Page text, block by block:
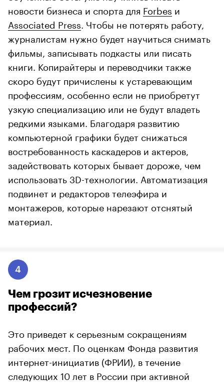
новости бизнеса и спорта для Forbes и
Associated Press . Чтобы не потерять работу,
журналистам нужно будет научиться снимать
фильмы, записывать подкасты или писать
книги. Копирайтеры и переводчики также
скоро будут причислены к устаревающим
профессиям, особенно если не приобретут
узкую специализацию или не будут владеть
редкими языками. Благодаря развитию
компьютерной графики будет снижаться
востребованность каскадеров и актеров,
задействовать которых бывает дороже, чем
использовать 3D-технологии. Автоматизация
подвинет и редакторов телеэфира и
монтажеров, которые нарезают отснятый
материал.
4
Чем грозит исчезновение
профессий?
Это приведет к серьезным сокращениям
рабочих мест. По оценкам Фонда развития
интернет-инициатив (ФРИИ), в течение
следующих 10 лет в России при активной